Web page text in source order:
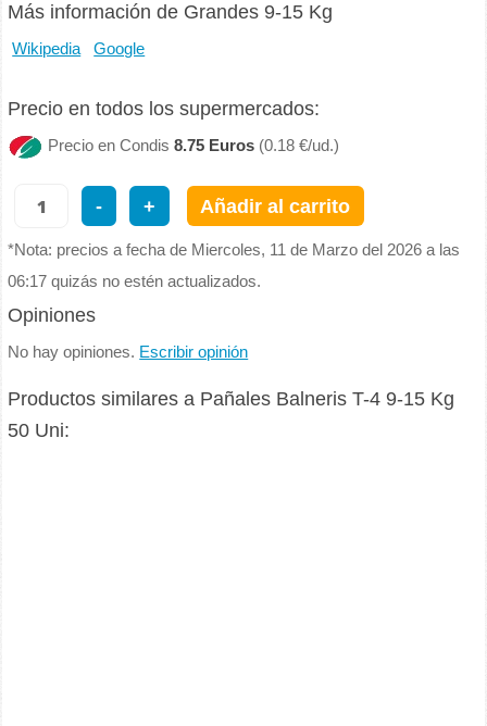
Más información de Grandes 9-15 Kg
Wikipedia Google
Precio en todos los supermercados:
Precio en Condis8.75 Euros (0.18 €/ud.)
- + Añadir al carrito
*Nota: precios a fecha de Miercoles, 11 de Marzo del 2026 a las
06:17 quizás no estén actualizados.
Opiniones
No hay opiniones. Escribir opinión
Productos similares a Pañales Balneris T-4 9-15 Kg
50 Uni: